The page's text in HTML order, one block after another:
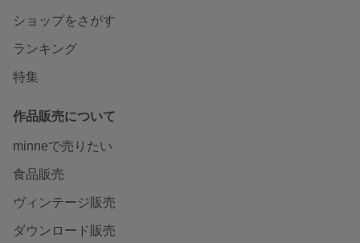
ショップをさがす
ランキング
特集
作品販売について
minneで売りたい
食品販売
ヴィンテージ販売
ダウンロード販売